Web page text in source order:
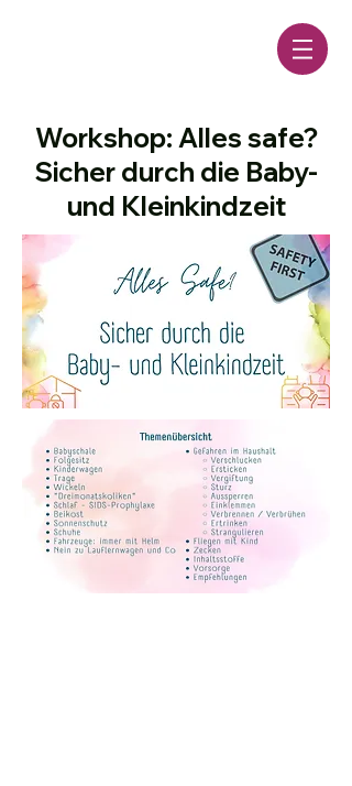
Workshop: Alles safe?
Sicher durch die Baby-
und Kleinkindzeit